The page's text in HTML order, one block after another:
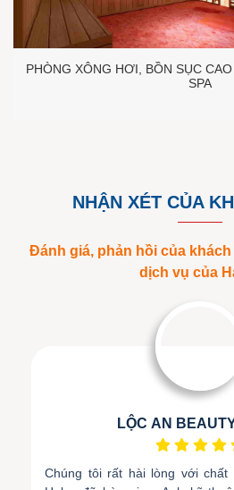
PHÒNG XÔNG HƠI, BỒN SỤC
SPA
NHẬN XÉT CỦA
Đánh giá, phản hồi của
dịch vụ của
LỘC AN
Chúng tôi rất hài lòng với